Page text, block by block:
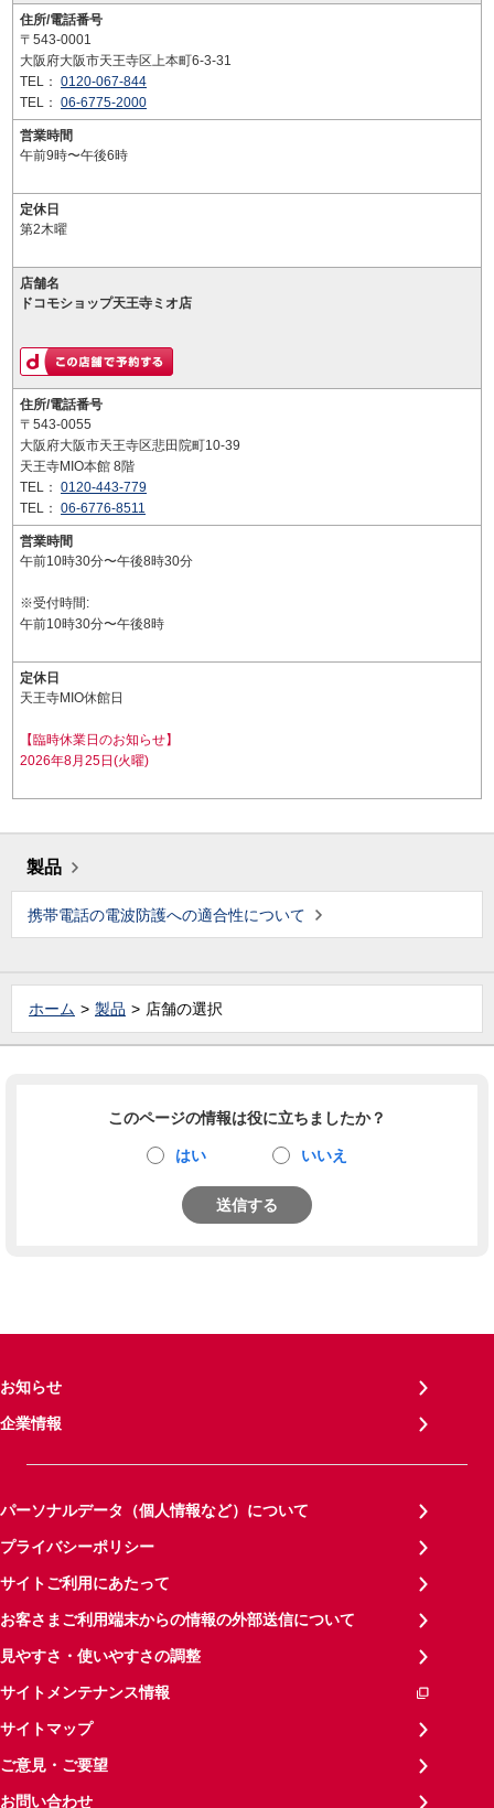
住所/電話番号
〒543-0001
大阪府大阪市天王寺区上本町6-3-31
TEL： 0120-067-844
TEL： 06-6775-2000
営業時間
午前9時〜午後6時
定休日
第2木曜
店舗名
ドコモショップ天王寺ミオ店
住所/電話番号
〒543-0055
大阪府大阪市天王寺区悲田院町10-39
天王寺MIO本館 8階
TEL： 0120-443-779
TEL： 06-6776-8511
営業時間
午前10時30分〜午後8時30分
※受付時間:
午前10時30分〜午後8時
定休日
天王寺MIO休館日
【臨時休業日のお知らせ】
2026年8月25日(火曜)
製品
携帯電話の電波防護への適合性について
ホーム 製品 店舗の選択
このページの情報は役に立ちましたか？
はい いいえ
送信する
お知らせ
企業情報
パーソナルデータ（個人情報など）について
プライバシーポリシー
サイトご利用にあたって
お客さまご利用端末からの情報の外部送信について
見やすさ・使いやすさの調整
サイトメンテナンス情報
サイトマップ
ご意見・ご要望
お問い合わせ